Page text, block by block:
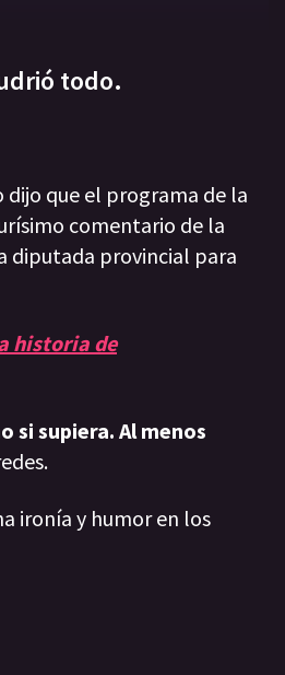
todo.
dijo que el programa de la
comentario de la
diputada provincial para
historia de
si supiera. Al menos
ironía y humor en los